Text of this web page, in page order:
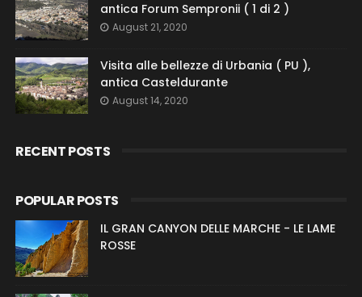
antica Forum Sempronii ( 1 di 2 )
August 21, 2020
Visita alle bellezze di Urbania ( PU ),
antica Casteldurante
August 14, 2020
RECENT POSTS
POPULAR POSTS
IL GRAN CANYON DELLE MARCHE - LE LAME
ROSSE